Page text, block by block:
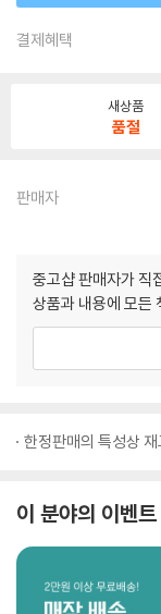
결제혜택
새상품
품절
판매자
중고샵 판매자가 직
상품과 내용에 모든
한정판매의 특성상
이 분야의 이벤트